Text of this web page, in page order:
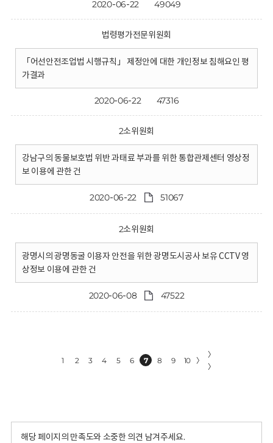
2020-06-22 49049
법령평가전문위원회
「어선안전조업법 시행규칙」 제정안에 대한 개인정보 침해요인 평
가결과
2020-06-22 47316
2소위원회
강남구의 동물보호법 위반 과태료 부과를 위한 통합관제센터 영상정
보 이용에 관한 건
2020-06-22 51067
2소위원회
광명시의 광명동굴 이용자 안전을 위한 광명도시공사 보유 CCTV 영
상정보 이용에 관한 건
2020-06-08 47522
1 2 3 4 5 6 7 8 9 10 〉
〉
〉
해당 페이지의 만족도와 소중한 의견 남겨주세요.